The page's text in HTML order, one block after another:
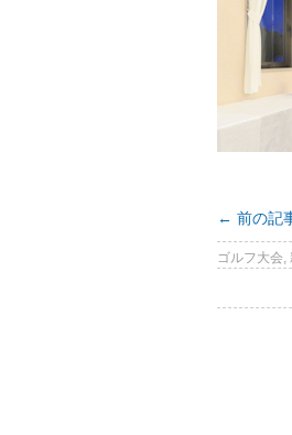
← 前の記
ゴルフ大会,